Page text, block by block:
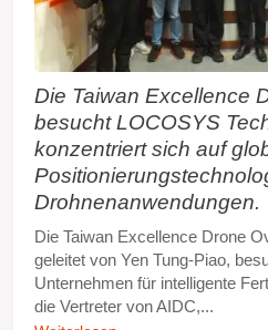
Die Taiwan Excellence
besucht LOCOSYS
konzentriert sich auf
Drohnenanwendungen.
Die Taiwan Excellence Drone
geleitet von Yen Tung-Piao,
Unternehmen für intelligente
die Vertreter von AIDC,...